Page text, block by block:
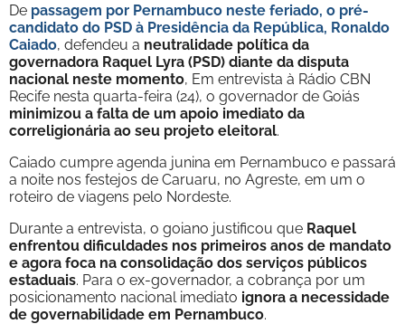
De passagem por Pernambuco neste feriado, o pré-
candidato do PSD à Presidência da República, Ronaldo
Caiado, defendeu a neutralidade política da
governadora Raquel Lyra (PSD) diante da disputa
nacional neste momento, Em entrevista à Rádio CBN
Recife nesta quarta-feira (24), o governador de Goiás
minimizou a falta de um apoio imediato da
correligionária ao seu projeto eleitoral.
Caiado cumpre agenda junina em Pernambuco e passará
a noite nos festejos de Caruaru, no Agreste, em um o
roteiro de viagens pelo Nordeste.
Durante a entrevista, o goiano justificou que Raquel
enfrentou dificuldades nos primeiros anos de mandato
e agora foca na consolidação dos serviços públicos
estaduais. Para o ex-governador, a cobrança por um
posicionamento nacional imediato ignora a necessidade
de governabilidade em Pernambuco.